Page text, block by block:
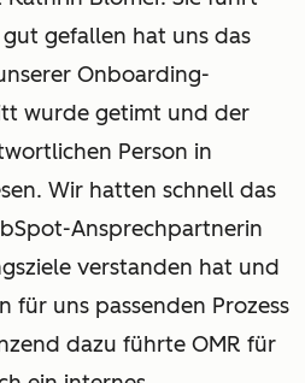
gefallen hat uns das
Onboarding-
wurde getimt und der
Person in
Wir hatten schnell das
Ansprechpartnerin
verstanden hat und
für uns passenden Prozess
dazu führte OMR für